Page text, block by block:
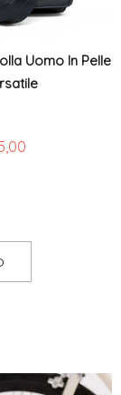
Uomo In Pelle